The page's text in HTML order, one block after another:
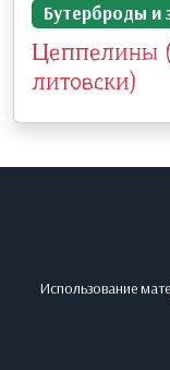
Бутерброды и
Цеппелины
литовски)
Использование